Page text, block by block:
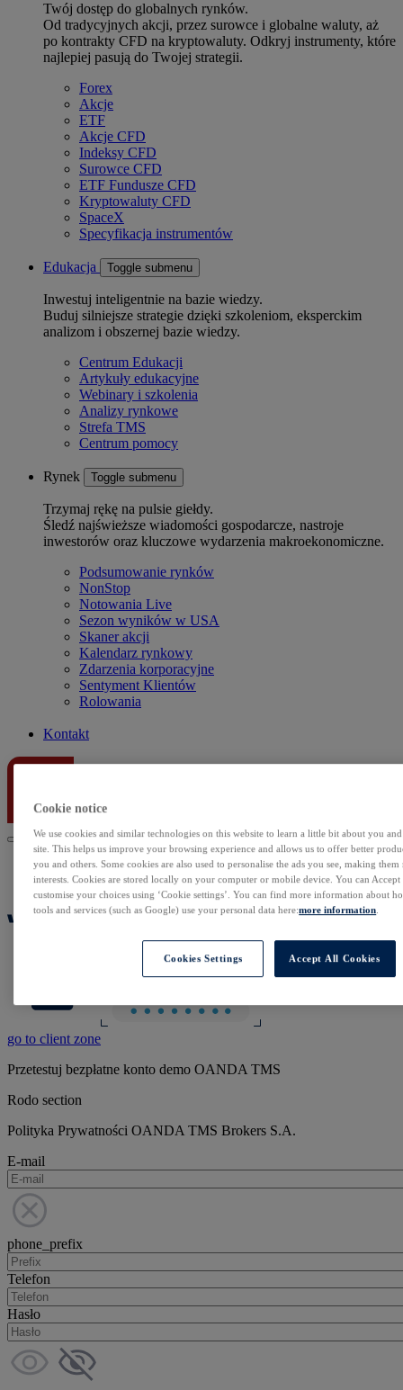
Twój dostęp do globalnych rynków.
Od tradycyjnych akcji, przez surowce i globalne waluty, aż
po kontrakty CFD na kryptowaluty. Odkryj instrumenty, które
najlepiej pasują do Twojej strategii.
Forex
Akcje
ETF
Akcje CFD
Indeksy CFD
Surowce CFD
ETF Fundusze CFD
Kryptowaluty CFD
SpaceX
Specyfikacja instrumentów
Edukacja Toggle submenu
Inwestuj inteligentnie na bazie wiedzy.
Buduj silniejsze strategie dzięki szkoleniom, eksperckim
analizom i obszernej bazie wiedzy.
Centrum Edukacji
Artykuły edukacyjne
Webinary i szkolenia
Analizy rynkowe
Strefa TMS
Centrum pomocy
Rynek Toggle submenu
Trzymaj rękę na pulsie giełdy.
Śledź najświeższe wiadomości gospodarcze, nastroje
inwestorów oraz kluczowe wydarzenia makroekonomiczne.
Podsumowanie rynków
NonStop
Notowania Live
Sezon wyników w USA
Skaner akcji
Kalendarz rynkowy
Zdarzenia korporacyjne
Sentyment Klientów
Rolowania
Kontakt
go to client zone
Przetestuj bezpłatne konto demo OANDA TMS
Rodo section
Polityka Prywatności OANDA TMS Brokers S.A.
E-mail
phone_prefix
Telefon
Hasło
Cookie notice
We use cookies and similar technologies on this website to learn a little bit about you
site. This helps us improve your browsing experience and allows us to offer better
you and others. Some cookies are also used to personalise the ads you see, making
interests. Cookies are stored locally on your computer or mobile device. You can
customise your choices using ‘Cookie settings’. You can find more information about
tools and services (such as Google) use your personal data here:more information
Cookies Settings Accept All Cookies